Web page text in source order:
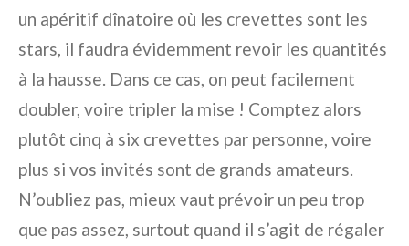
un apéritif dînatoire où les crevettes sont les
stars, il faudra évidemment revoir les quantités
à la hausse. Dans ce cas, on peut facilement
doubler, voire tripler la mise ! Comptez alors
plutôt cinq à six crevettes par personne, voire
plus si vos invités sont de grands amateurs.
N’oubliez pas, mieux vaut prévoir un peu trop
que pas assez, surtout quand il s’agit de régaler